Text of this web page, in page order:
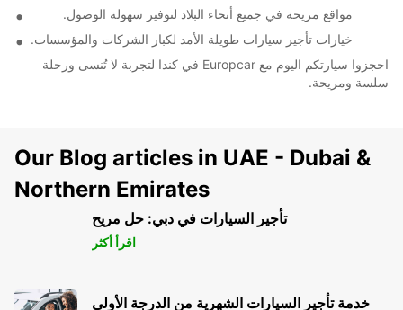
مواقع مريحة في جميع أنحاء البلاد لتوفير سهولة الوصول.
خيارات تأجير سيارات طويلة الأمد لكبار الشركات والمؤسسات.
احجزوا سيارتكم اليوم مع Europcar في كندا لتجربة لا تُنسى ورحلة
سلسة ومريحة.
Our Blog articles in UAE - Dubai &
Northern Emirates
تأجير السيارات في دبي: حل مريح
اقرأ أكثر
خدمة تأجير السيارات الشهرية من الدرجة الأولى